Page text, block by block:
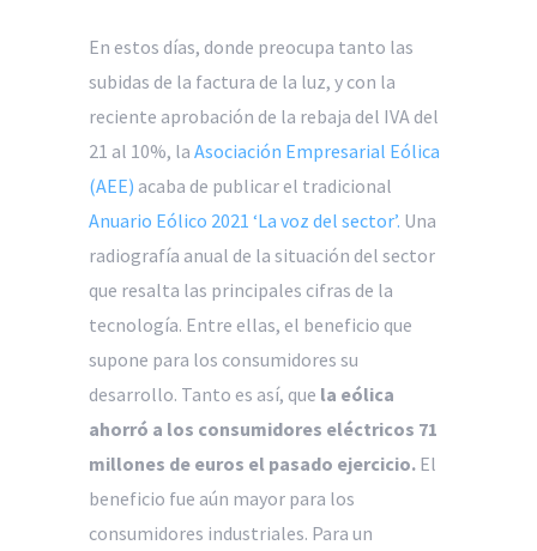
En estos días, donde preocupa tanto las
subidas de la factura de la luz, y con la
reciente aprobación de la rebaja del IVA del
21 al 10%, la Asociación Empresarial Eólica
(AEE) acaba de publicar el tradicional
Anuario Eólico 2021 ‘La voz del sector’. Una
radiografía anual de la situación del sector
que resalta las principales cifras de la
tecnología. Entre ellas, el beneficio que
supone para los consumidores su
desarrollo. Tanto es así, que la eólica
ahorró a los consumidores eléctricos 71
millones de euros el pasado ejercicio. El
beneficio fue aún mayor para los
consumidores industriales. Para un